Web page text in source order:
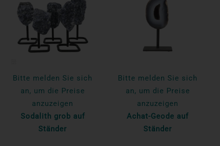
Bitte melden Sie sich
an, um die Preise
anzuzeigen
Sodalith grob auf
Ständer
Bitte melden Sie sich
an, um die Preise
anzuzeigen
Achat-Geode auf
Ständer